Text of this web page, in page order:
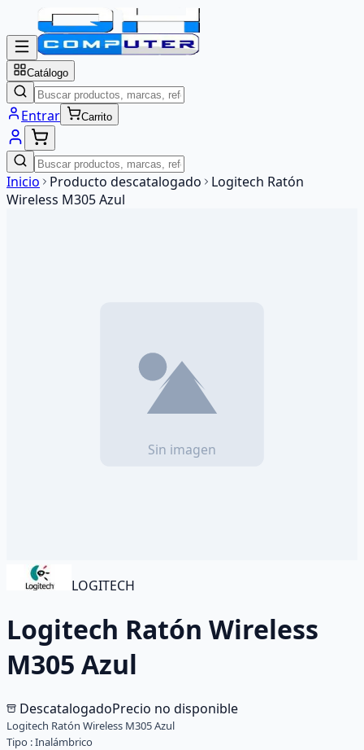
Catálogo
Entrar Carrito
Inicio Producto descatalogado
Logitech Ratón
Wireless M305 Azul
LOGITECH
Logitech Ratón Wireless
M305 Azul
DescatalogadoPrecio no disponible
Logitech Ratón Wireless M305 Azul
Tipo :Inalámbrico